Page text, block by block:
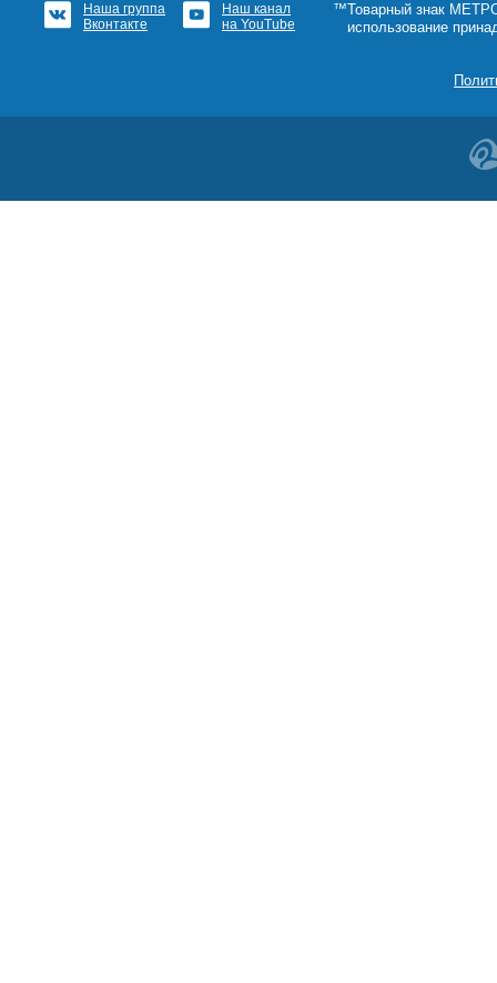
Наша группа
Вконтакте
Наш канал
на YouTube
™Товарный знак
использование